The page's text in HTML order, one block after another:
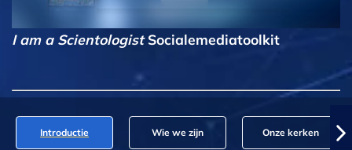
I am a ScientologistSocialemediatoolkit
Introductie Wie we zijn Onze kerken